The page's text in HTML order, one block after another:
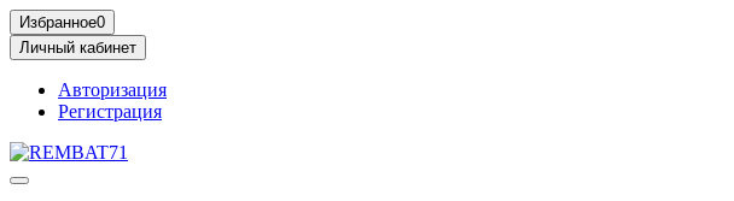
Избранное0
Личный кабинет
Авторизация
Регистрация